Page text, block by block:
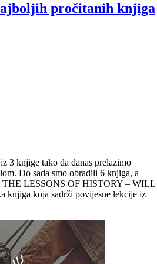
pročitanih knjiga
3 knjige tako da danas prelazimo
Do sada smo obradili 6 knjiga, a
THE LESSONS OF HISTORY – WILL
koja sadrži povijesne lekcije iz